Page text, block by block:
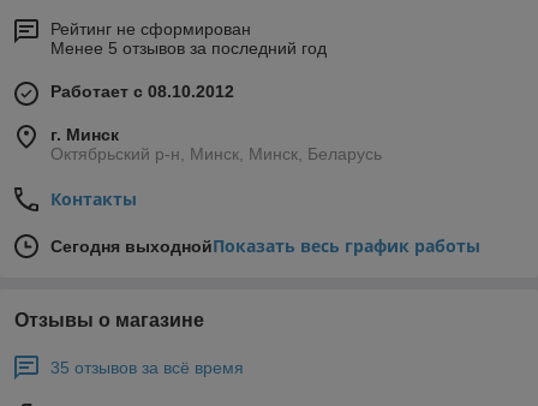
Рейтинг не сформирован
Менее 5 отзывов за последний год
Работает с 08.10.2012
г. Минск
Октябрьский р-н, Минск, Минск, Беларусь
Контакты
Сегодня выходнойПоказать весь график работы
Отзывы о магазине
35 отзывов за всё время